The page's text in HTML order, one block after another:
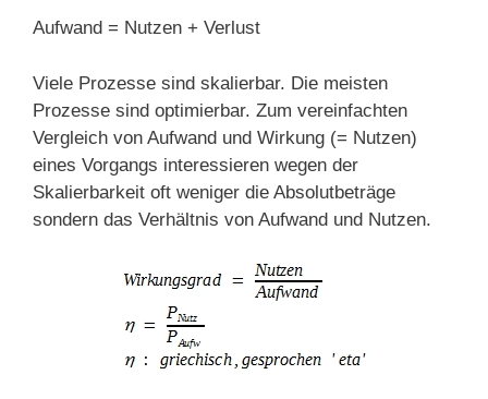
Aufwand = Nutzen + Verlust
Viele Prozesse sind skalierbar. Die meisten
Prozesse sind optimierbar. Zum vereinfachten
Vergleich von Aufwand und Wirkung (= Nutzen)
eines Vorgangs interessieren wegen der
Skalierbarkeit oft weniger die Absolutbeträge
sondern das Verhältnis von Aufwand und Nutzen.